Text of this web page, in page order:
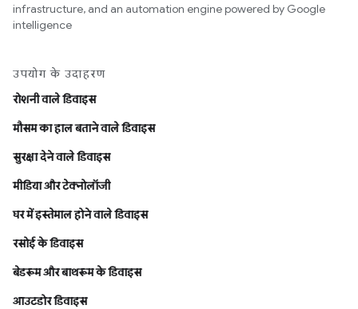
infrastructure, and an automation engine powered by Google
intelligence
उपयोग के उदाहरण
रोशनी वाले डिवाइस
मौसम का हाल बताने वाले डिवाइस
सुरक्षा देने वाले डिवाइस
मीडिया और टेक्नोलॉजी
घर में इस्तेमाल होने वाले डिवाइस
रसोई के डिवाइस
बेडरूम और बाथरूम के डिवाइस
आउटडोर डिवाइस